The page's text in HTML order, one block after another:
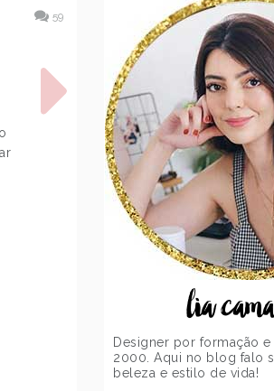
59
lia
Designer por formação
2000. Aqui no blog falo
beleza e estilo de vida!